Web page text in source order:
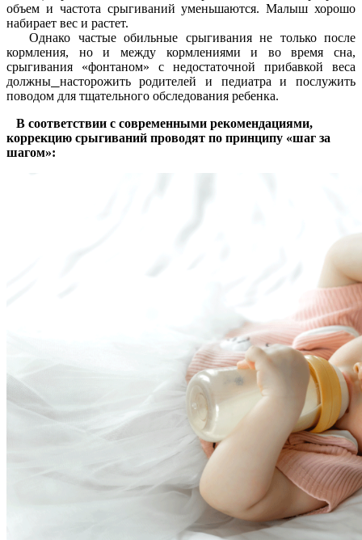
объем и частота срыгиваний уменьшаются. Малыш хорошо
набирает вес и растет.
Однако частые обильные срыгивания не только после
кормления, но и между кормлениями и во время сна,
срыгивания «фонтаном» с недостаточной прибавкой веса
должны
насторожить родителей и педиатра и послужить
поводом для тщательного обследования ребенка.
В соответствии с современными рекомендациями,
коррекцию срыгиваний проводят по принципу «шаг за
шагом»: